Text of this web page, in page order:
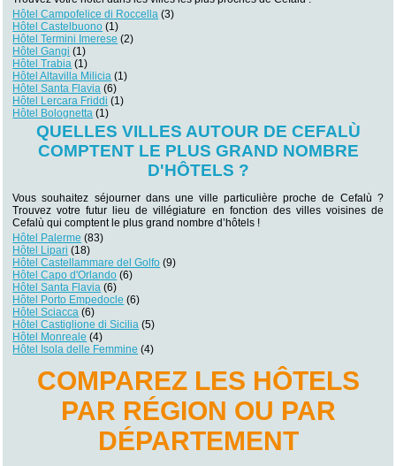
Hôtel Campofelice di Roccella (3)
Hôtel Castelbuono (1)
Hôtel Termini Imerese (2)
Hôtel Gangi (1)
Hôtel Trabia (1)
Hôtel Altavilla Milicia (1)
Hôtel Santa Flavia (6)
Hôtel Lercara Friddi (1)
Hôtel Bolognetta (1)
QUELLES VILLES AUTOUR DE CEFALÙ
COMPTENT LE PLUS GRAND NOMBRE
D'HÔTELS ?
Vous souhaitez séjourner dans une ville particulière proche de Cefalù ?
Trouvez votre futur lieu de villégiature en fonction des villes voisines de
Cefalù qui comptent le plus grand nombre d’hôtels !
Hôtel Palerme (83)
Hôtel Lipari (18)
Hôtel Castellammare del Golfo (9)
Hôtel Capo d'Orlando (6)
Hôtel Santa Flavia (6)
Hôtel Porto Empedocle (6)
Hôtel Sciacca (6)
Hôtel Castiglione di Sicilia (5)
Hôtel Monreale (4)
Hôtel Isola delle Femmine (4)
COMPAREZ LES HÔTELS
PAR RÉGION OU PAR
DÉPARTEMENT